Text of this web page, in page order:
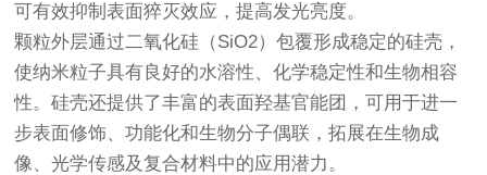
可有效抑制表面猝灭效应，提高发光亮度。
颗粒外层通过二氧化硅（SiO2）包覆形成稳定的硅壳，
使纳米粒子具有良好的水溶性、化学稳定性和生物相容
性。硅壳还提供了丰富的表面羟基官能团，可用于进一
步表面修饰、功能化和生物分子偶联，拓展在生物成
像、光学传感及复合材料中的应用潜力。